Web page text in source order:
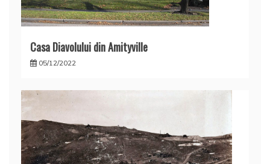
Casa Diavolului din Amityville
05/12/2022